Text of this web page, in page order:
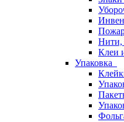
Нити,
Клеи
Упаковка